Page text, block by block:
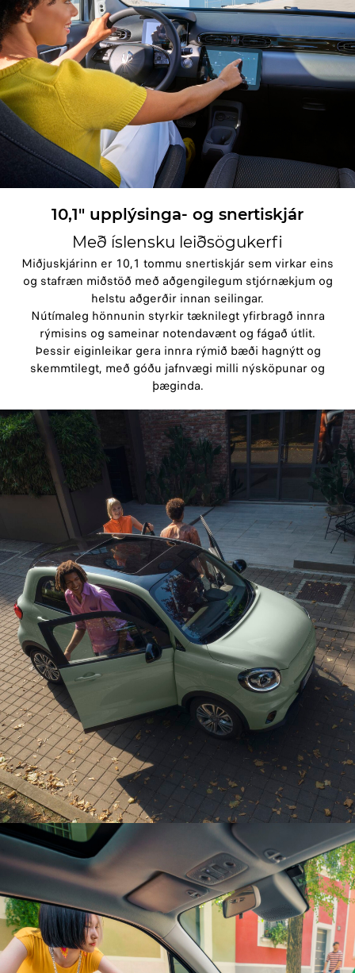
10,1" upplýsinga- og snertiskjár
Með íslensku leiðsögukerfi
Miðjuskjárinn er 10,1 tommu snertiskjár sem virkar eins
og stafræn miðstöð með aðgengilegum stjórnækjum og
helstu aðgerðir innan seilingar.
Nútímaleg hönnunin styrkir tæknilegt yfirbragð innra
rýmisins og sameinar notendavænt og fágað útlit.
Þessir eiginleikar gera innra rýmið bæði hagnýtt og
skemmtilegt, með góðu jafnvægi milli nýsköpunar og
þæginda.